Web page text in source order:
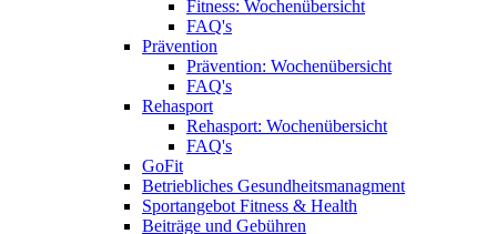
Fitness: Wochenübersicht
FAQ's
Prävention
Prävention: Wochenübersicht
FAQ's
Rehasport
Rehasport: Wochenübersicht
FAQ's
GoFit
Betriebliches Gesundheitsmanagment
Sportangebot Fitness & Health
Beiträge und Gebühren